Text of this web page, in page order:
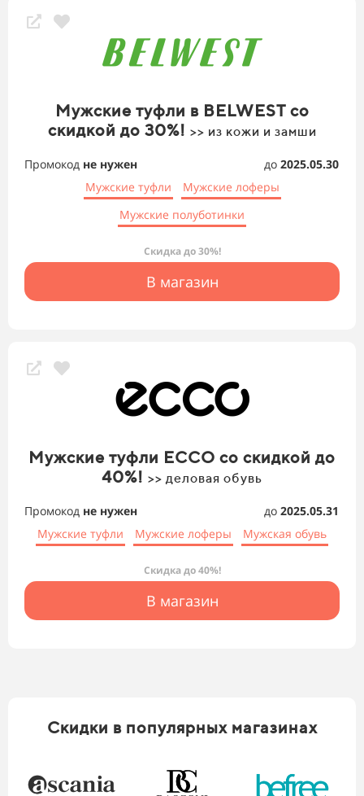
Мужские туфли в BELWEST со
скидкой до 30%! >> из кожи и замши
Промокод не нужен до 2025.05.30
Мужские туфли
Мужские лоферы
Мужские полуботинки
Скидка до 30%!
В магазин
Мужские туфли ECCO со скидкой до
40%! >> деловая обувь
Промокод не нужен до 2025.05.31
Мужские туфли
Мужские лоферы Мужская обувь
Скидка до 40%!
В магазин
Скидки в популярных магазинах